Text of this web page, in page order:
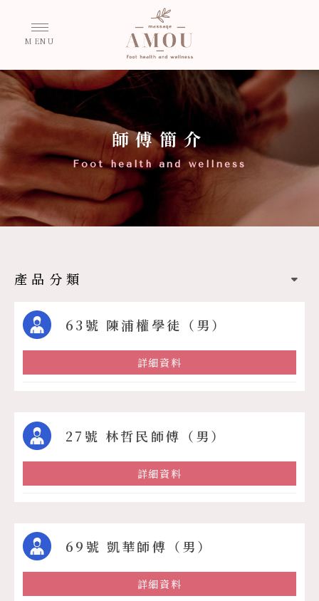
師傅簡介
產品分類
63號 陳浦權學徒（男）
詳細資料
27號 林哲民師傅（男）
詳細資料
69號 凱華師傅（男）
詳細資料